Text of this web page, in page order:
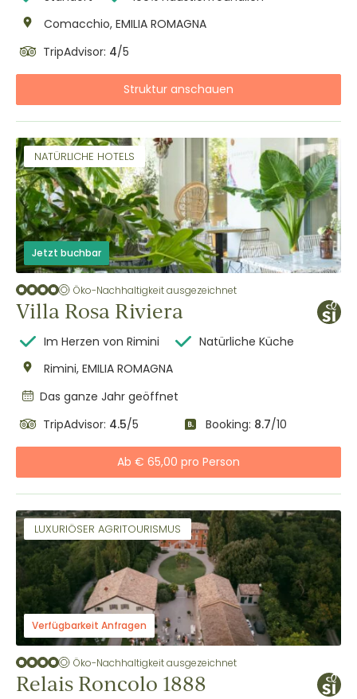
Comacchio, EMILIA ROMAGNA
TripAdvisor: 4/5
Struktur anschauen
NATÜRLICHE HOTELS
Jetzt buchbar
Öko-Nachhaltigkeit ausgezeichnet
Villa Rosa Riviera
Im Herzen von Rimini
Natürliche Küche
Rimini, EMILIA ROMAGNA
Das ganze Jahr geöffnet
TripAdvisor: 4.5/5 Booking: 8.7/10
Ab € 65,00 pro Person
LUXURIÖSER AGRITOURISMUS
Verfügbarkeit Anfragen
Öko-Nachhaltigkeit ausgezeichnet
Relais Roncolo 1888